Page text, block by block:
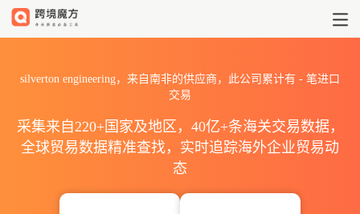
silverton engineering，来自南非的供应商，此公司累计有 - 笔进口
交易
采集来自220+国家及地区，40亿+条海关交易数据，
全球贸易数据精准查找，实时追踪海外企业贸易动
态